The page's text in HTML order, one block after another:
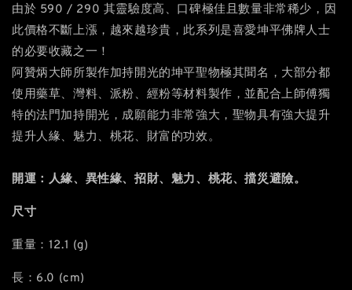
由於 590 / 290 其靈驗度高、口碑極佳且數量非常稀少，因
此價格不斷上漲，越來越珍貴，此系列是喜愛坤平佛牌人士
的必要收藏之一！
阿贊炳大師所製作加持開光的坤平聖物極其聞名，大部分都
使用藥草、灣料、派粉、經粉等材料製作，並配合上師傅獨
特的法門加持開光，成願能力非常強大，聖物具有強大提升
提升人緣、魅力、桃花、財富的功效。
開運：人緣、異性緣、招財、魅力、桃花、擋災避險。
尺寸
重量：12.1 (g)
長：6.0 (cm)